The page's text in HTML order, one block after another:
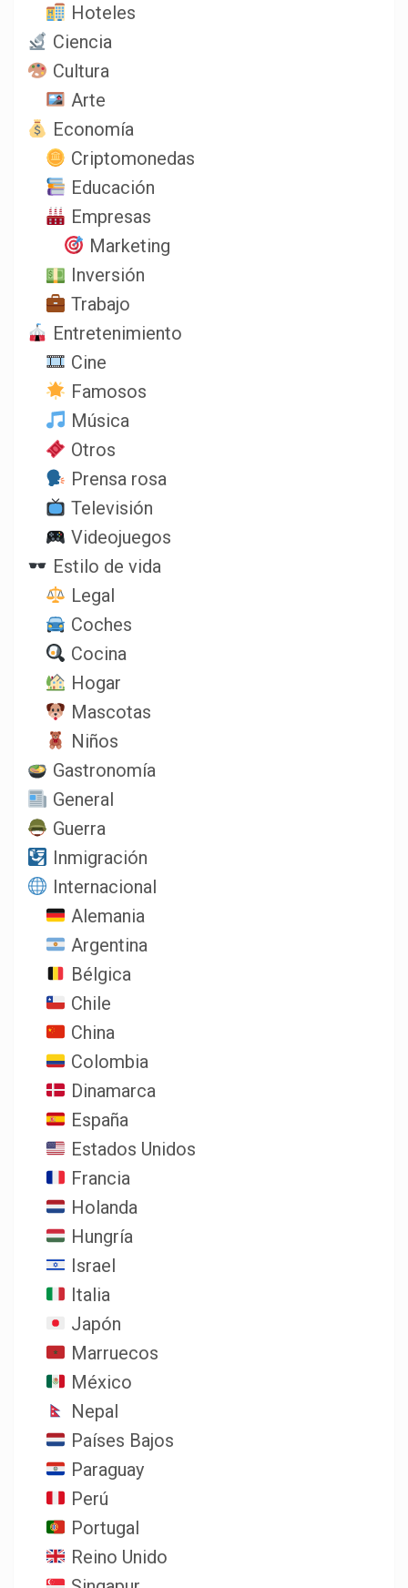
Hoteles
Ciencia
Cultura
Arte
Economía
Criptomonedas
Educación
Empresas
Marketing
Inversión
Trabajo
Entretenimiento
Cine
Famosos
Música
Otros
Prensa rosa
Televisión
Videojuegos
Estilo de vida
Legal
Coches
Cocina
Hogar
Mascotas
Niños
Gastronomía
General
Guerra
Inmigración
Internacional
Alemania
Argentina
Bélgica
Chile
China
Colombia
Dinamarca
España
Estados Unidos
Francia
Holanda
Hungría
Israel
Italia
Japón
Marruecos
México
Nepal
Países Bajos
Paraguay
Perú
Portugal
Reino Unido